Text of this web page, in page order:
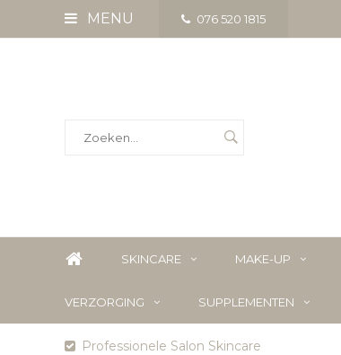
MENU 076 520 1815
SKINCARE MAKE-UP
VERZORGING SUPPLEMENTEN
Professionele Salon Skincare